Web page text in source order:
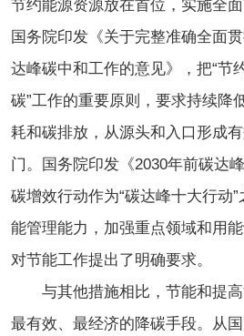
节约能源资源放在首位，实施全面
国务院印发《关于完整准确全面
达峰碳中和工作的意见》，把“节
碳”工作的重要原则，要求持续降
耗和碳排放，从源头和入口形成
门。国务院印发《2030年前碳达
碳增效行动作为“碳达峰十大行动
能管理能力，加强重点领域和用
对节能工作提出了明确要求。
与其他措施相比，节能和提高
最有效、最经济的降碳手段。从